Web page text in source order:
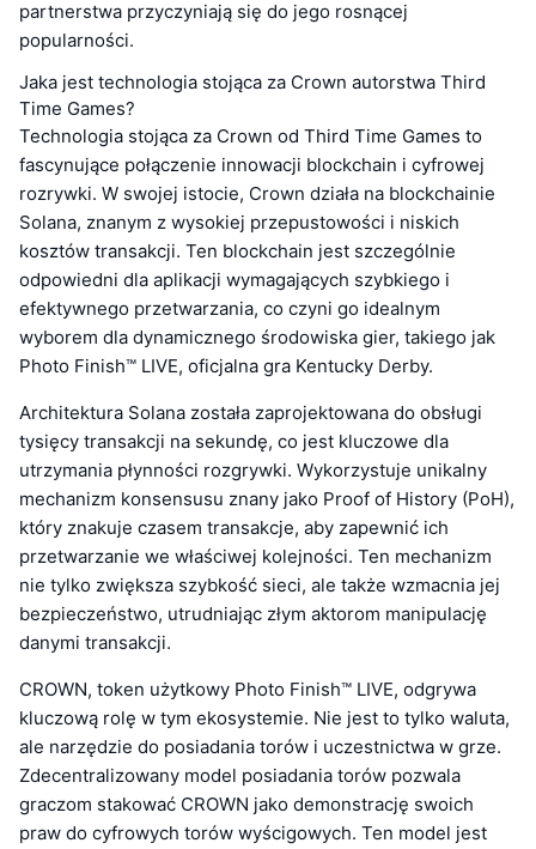
partnerstwa przyczyniają się do jego rosnącej
popularności.
Jaka jest technologia stojąca za Crown autorstwa Third
Time Games?
Technologia stojąca za Crown od Third Time Games to
fascynujące połączenie innowacji blockchain i cyfrowej
rozrywki. W swojej istocie, Crown działa na blockchainie
Solana, znanym z wysokiej przepustowości i niskich
kosztów transakcji. Ten blockchain jest szczególnie
odpowiedni dla aplikacji wymagających szybkiego i
efektywnego przetwarzania, co czyni go idealnym
wyborem dla dynamicznego środowiska gier, takiego jak
Photo Finish™ LIVE, oficjalna gra Kentucky Derby.
Architektura Solana została zaprojektowana do obsługi
tysięcy transakcji na sekundę, co jest kluczowe dla
utrzymania płynności rozgrywki. Wykorzystuje unikalny
mechanizm konsensusu znany jako Proof of History (PoH),
który znakuje czasem transakcje, aby zapewnić ich
przetwarzanie we właściwej kolejności. Ten mechanizm
nie tylko zwiększa szybkość sieci, ale także wzmacnia jej
bezpieczeństwo, utrudniając złym aktorom manipulację
danymi transakcji.
CROWN, token użytkowy Photo Finish™ LIVE, odgrywa
kluczową rolę w tym ekosystemie. Nie jest to tylko waluta,
ale narzędzie do posiadania torów i uczestnictwa w grze.
Zdecentralizowany model posiadania torów pozwala
graczom stakować CROWN jako demonstrację swoich
praw do cyfrowych torów wyścigowych. Ten model jest